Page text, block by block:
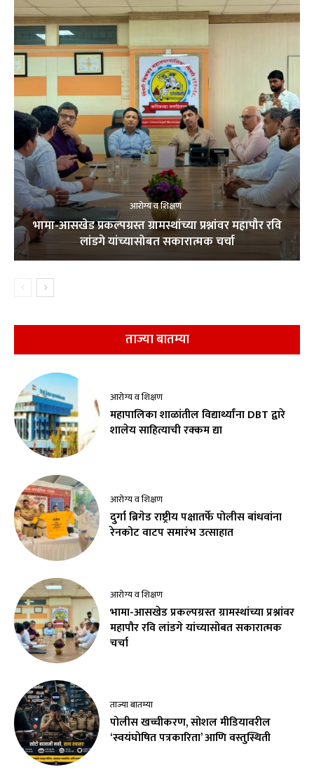
आरोग्य व शिक्षण
भामा-आसखेड प्रकल्पग्रस्त ग्रामस्थांच्या प्रश्नांवर महापौर रवि
लांडगे यांच्यासोबत सकारात्मक चर्चा
ताज्या बातम्या
आरोग्य व शिक्षण
महापालिका शाळांतील विद्यार्थ्यांना DBT द्वारे
शालेय साहित्याची रक्कम द्या
आरोग्य व शिक्षण
दुर्गा ब्रिगेड राष्ट्रीय पक्षातर्फे पोलीस बांधवांना
रेनकोट वाटप समारंभ उत्साहात
आरोग्य व शिक्षण
भामा-आसखेड प्रकल्पग्रस्त ग्रामस्थांच्या प्रश्नांवर
महापौर रवि लांडगे यांच्यासोबत सकारात्मक
चर्चा
ताज्या बातम्या
पोलीस खच्चीकरण, सोशल मीडियावरील
‘स्वयंघोषित पत्रकारिता’ आणि वस्तुस्थिती